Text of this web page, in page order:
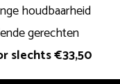
houdbaarheid
gerechten
slechts €33,50